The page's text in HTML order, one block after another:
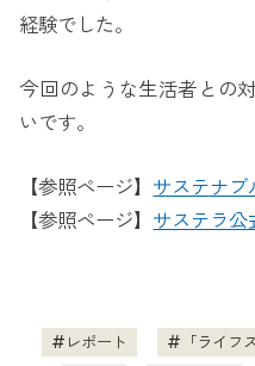
経験でした。
今回のような生活者との
いです。
【参照ページ】 サステナ
【参照ページ】 サステラ公
レポート 「ライフ